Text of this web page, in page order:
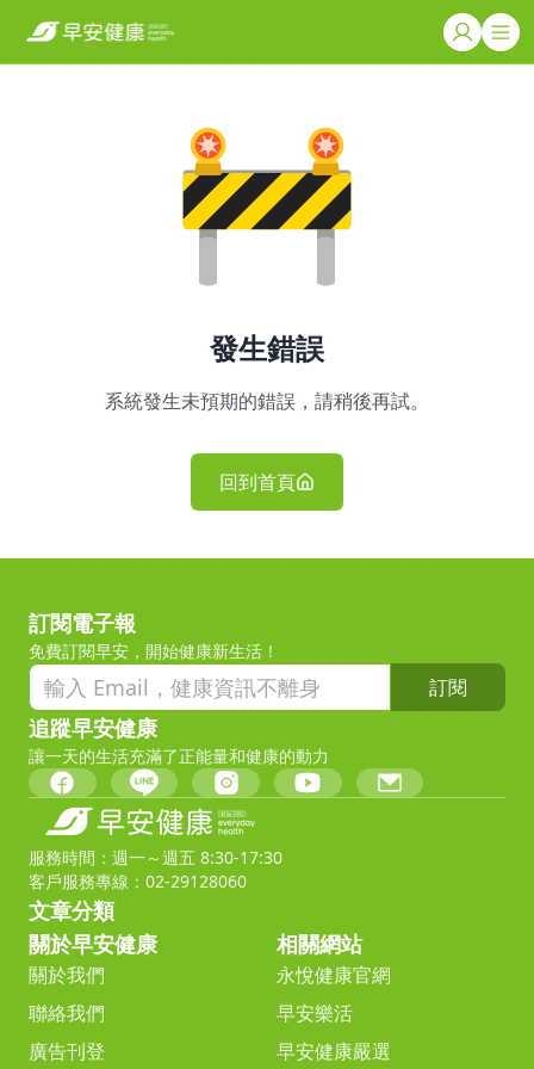
發生錯誤
系統發生未預期的錯誤，請稍後再試。
回到首頁
訂閱電子報
免費訂閱早安，開始健康新生活！
訂閱
追蹤早安健康
讓一天的生活充滿了正能量和健康的動力
服務時間：週一～週五 8:30-17:30
客戶服務專線：02-29128060
文章分類
關於早安健康
關於我們
聯絡我們
廣告刊登
相關網站
永悅健康官網
早安樂活
早安健康嚴選